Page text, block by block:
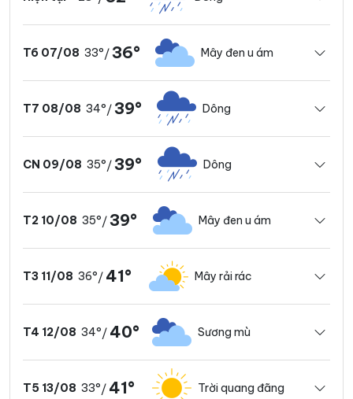
T6 07/08 33°/ 36° Mây đen u ám
T7 08/08 34°/ 39° Dông
CN 09/08 35°/ 39° Dông
T2 10/08 35°/ 39° Mây đen u ám
T3 11/08 36°/ 41° Mây rải rác
T4 12/08 34°/ 40° Sương mù
T5 13/08 33°/ 41° Trời quang đãng